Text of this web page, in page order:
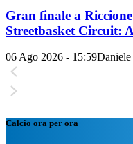
Gran finale a
Streetbasket Circuit:
06 Ago 2026 - 15:59
Calcio ora per ora